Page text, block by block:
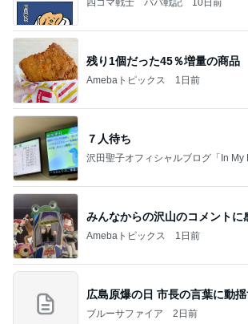
残り1個だった45％増量の商品
Amebaトピックス 1日前
７人待ち
沢田聖子オフィシャルブログ「In My
みんなからの沢山のコメントに
Amebaトピックス 1日前
広島原爆の日 市長の言葉に動
ブルーサファイア 2日前